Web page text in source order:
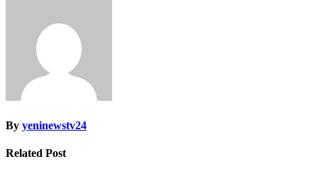
By yeninewstv24
Related Post